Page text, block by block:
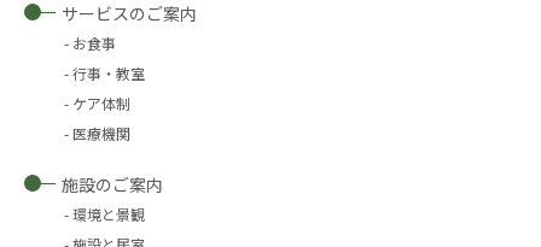
サービスのご案内
お食事
行事・教室
ケア体制
医療機関
施設のご案内
環境と景観